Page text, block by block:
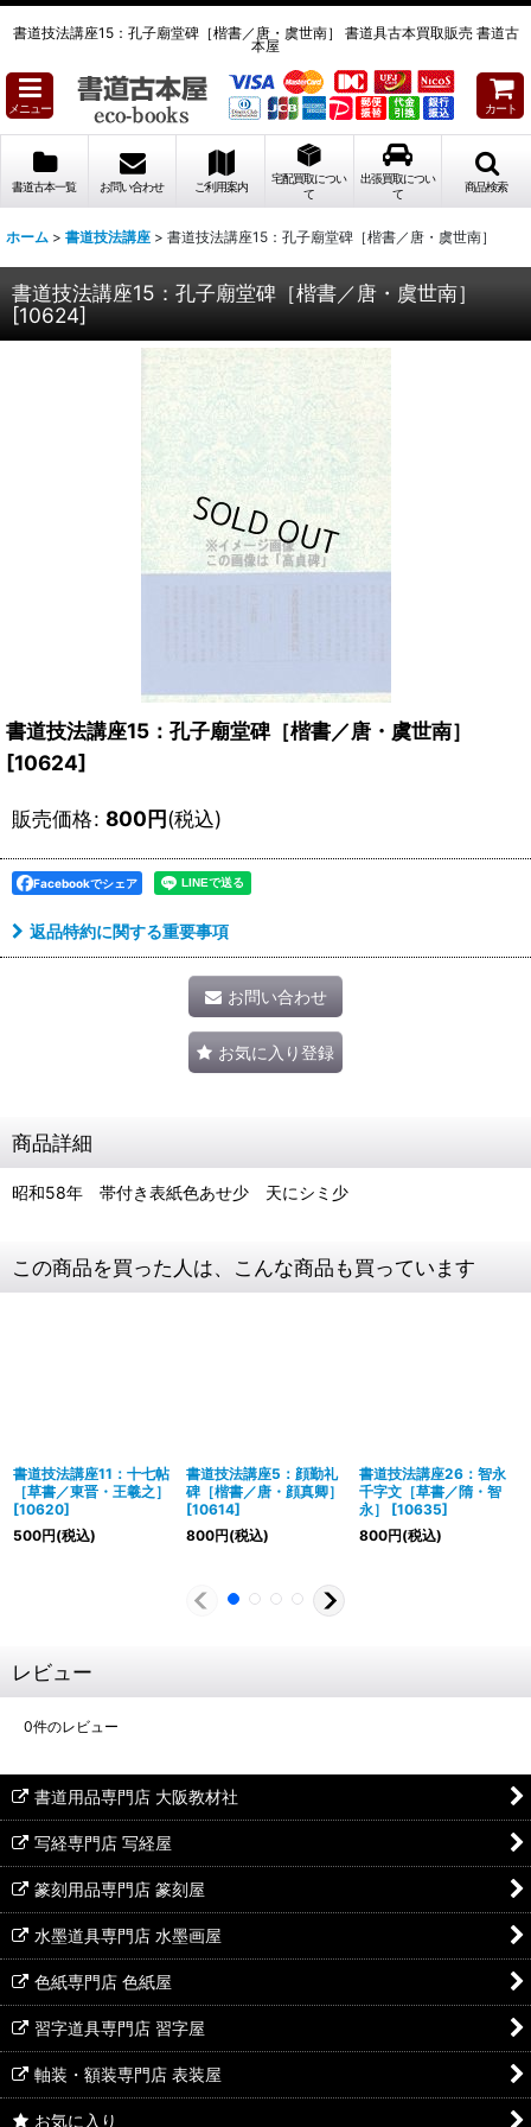
書道技法講座15：孔子廟堂碑［楷書／唐・虞世南］ 書道具古本買取販売 書道古
本屋
メニュー カート
書道古本一覧 お問い合わせ ご利用案内
宅配買取につい
て
出張買取につい
て
商品検索
ホーム > 書道技法講座 > 書道技法講座15：孔子廟堂碑［楷書／唐・虞世南］
書道技法講座15：孔子廟堂碑［楷書／唐・虞世南］
[10624]
書道技法講座15：孔子廟堂碑［楷書／唐・虞世南］
[10624]
販売価格: 800円(税込)
Facebookでシェア
返品特約に関する重要事項
お問い合わせ
お気に入り登録
商品詳細
昭和58年 帯付き表紙色あせ少 天にシミ少
この商品を買った人は、こんな商品も買っています
書道技法講座11：十七帖
［草書／東晋・王羲之］
[10620]
500円(税込)
書道技法講座5：顔勤礼
碑［楷書／唐・顔真卿］
[10614]
800円(税込)
書道技法講座26：智永
千字文［草書／隋・智
永］
[10635]
800円(税込)
レビュー
0件のレビュー
書道用品専門店 大阪教材社
写経専門店 写経屋
篆刻用品専門店 篆刻屋
水墨道具専門店 水墨画屋
色紙専門店 色紙屋
習字道具専門店 習字屋
軸装・額装専門店 表装屋
お気に入り